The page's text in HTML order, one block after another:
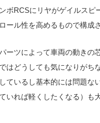
ボRCSにリヤがゲイルスピ
ール性を高めるもので構成
ーツによって車両の動きの
はどうしても気になりがち
ているし基本的には問題な
いれば軽くしたくなる）も